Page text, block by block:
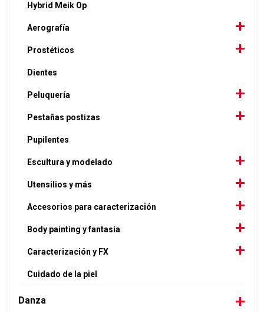
Hybrid Meik Op
Aerografía
Prostéticos
Dientes
Peluquería
Pestañas postizas
Pupilentes
Escultura y modelado
Utensilios y más
Accesorios para caracterización
Body painting y fantasía
Caracterización y FX
Cuidado de la piel
Danza